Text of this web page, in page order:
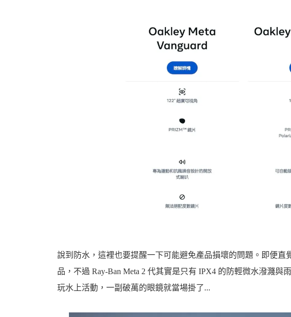
說到防水，這裡也要提醒一下可能避免產品損壞的問題。即便直
品，不過 Ray-Ban Meta 2 代其實是只有 IPX4 的防輕微水潑濺
玩水上活動，一副破萬的眼鏡就當場掛了...